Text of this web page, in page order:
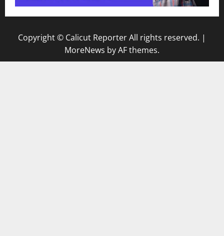
Copyright © Calicut Reporter All rights reserved. |
MoreNews by AF themes.